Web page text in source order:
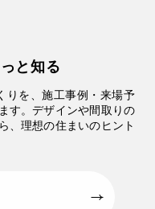
と知る
りを、施工事例・来場予
す。デザインや間取りの
、理想の住まいのヒント